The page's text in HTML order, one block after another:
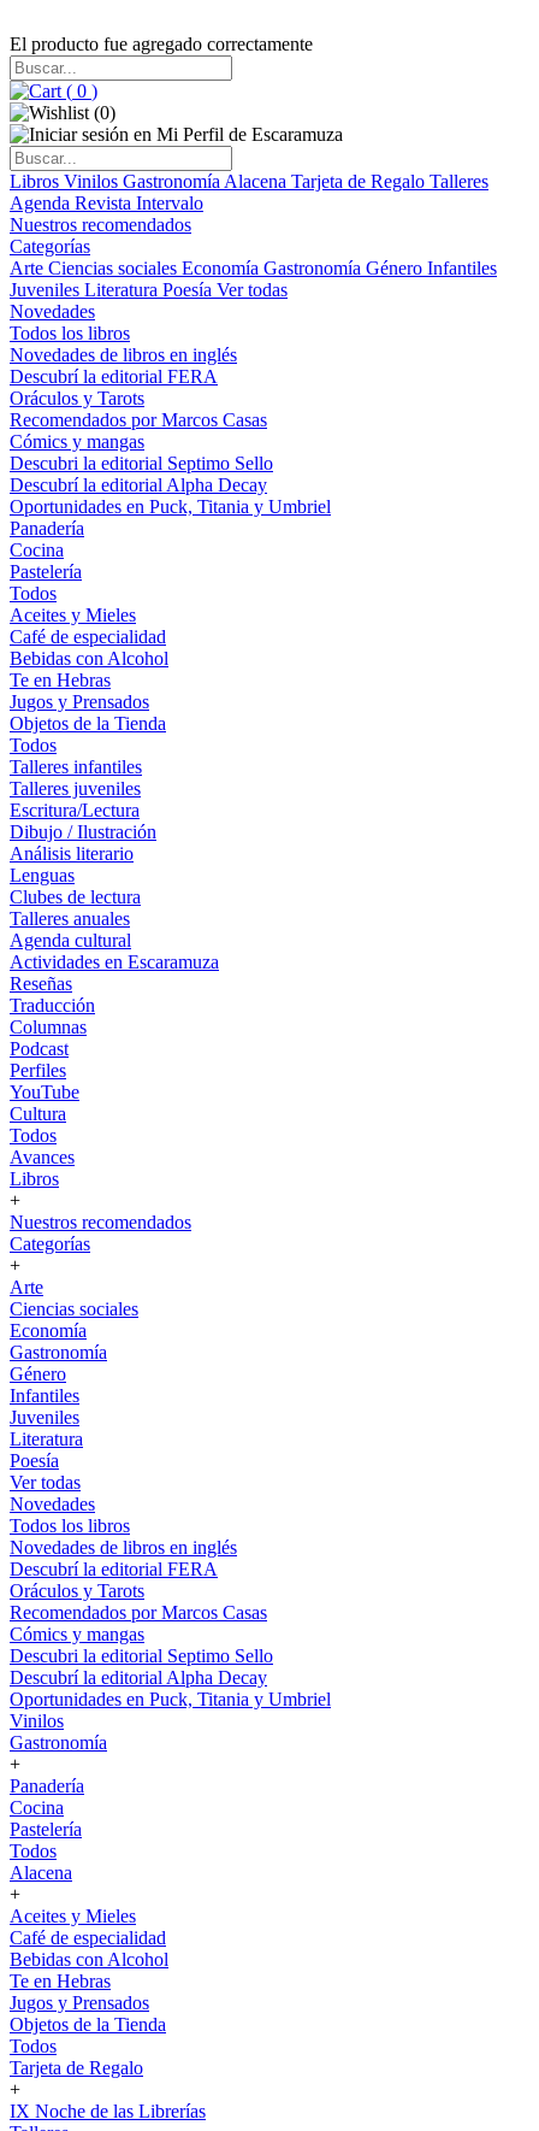
El producto fue agregado correctamente
( 0 )
(0)
Libros Vinilos Gastronomía Alacena Tarjeta de Regalo Talleres
Agenda Revista Intervalo
Nuestros recomendados
Categorías
Arte Ciencias sociales Economía Gastronomía Género Infantiles
Juveniles Literatura Poesía Ver todas
Novedades
Todos los libros
Novedades de libros en inglés
Descubrí la editorial FERA
Oráculos y Tarots
Recomendados por Marcos Casas
Cómics y mangas
Descubri la editorial Septimo Sello
Descubrí la editorial Alpha Decay
Oportunidades en Puck, Titania y Umbriel
Panadería
Cocina
Pastelería
Todos
Aceites y Mieles
Café de especialidad
Bebidas con Alcohol
Te en Hebras
Jugos y Prensados
Objetos de la Tienda
Todos
Talleres infantiles
Talleres juveniles
Escritura/Lectura
Dibujo / Ilustración
Análisis literario
Lenguas
Clubes de lectura
Talleres anuales
Agenda cultural
Actividades en Escaramuza
Reseñas
Traducción
Columnas
Podcast
Perfiles
YouTube
Cultura
Todos
Avances
Libros
+
Nuestros recomendados
Categorías
+
Arte
Ciencias sociales
Economía
Gastronomía
Género
Infantiles
Juveniles
Literatura
Poesía
Ver todas
Novedades
Todos los libros
Novedades de libros en inglés
Descubrí la editorial FERA
Oráculos y Tarots
Recomendados por Marcos Casas
Cómics y mangas
Descubri la editorial Septimo Sello
Descubrí la editorial Alpha Decay
Oportunidades en Puck, Titania y Umbriel
Vinilos
Gastronomía
+
Panadería
Cocina
Pastelería
Todos
Alacena
+
Aceites y Mieles
Café de especialidad
Bebidas con Alcohol
Te en Hebras
Jugos y Prensados
Objetos de la Tienda
Todos
Tarjeta de Regalo
+
IX Noche de las Librerías